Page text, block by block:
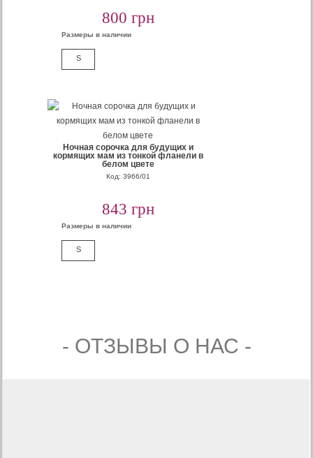
800 грн
Размеры в наличии
S
Ночная сорочка для будущих и
кормящих мам из тонкой фланели в
белом цвете
Код: 3966/01
843 грн
Размеры в наличии
S
- ОТЗЫВЫ О НАС -